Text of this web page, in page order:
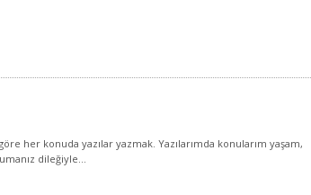
her konuda yazılar yazmak. Yazılarımda konularım yaşam,
dileğiyle...